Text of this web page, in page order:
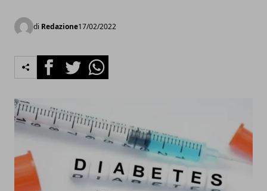
di Redazione17/02/2022
FacebookTwitterWhatsapp